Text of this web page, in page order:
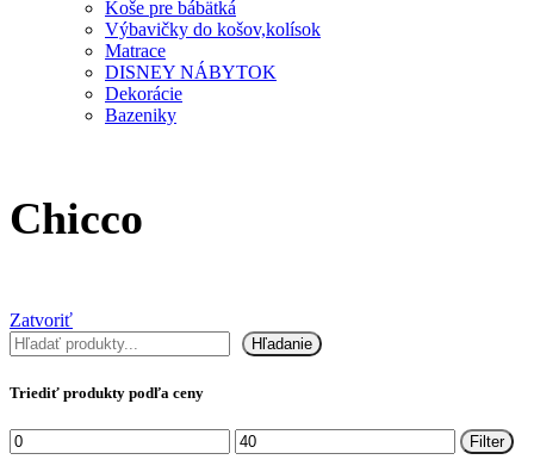
Koše pre bábätká
Výbavičky do košov,kolísok
Matrace
DISNEY NÁBYTOK
Dekorácie
Bazeniky
Chicco
Zatvoriť
Hľadať
Hľadanie
Triediť produkty podľa ceny
Minimálna
cena
Maximálna
cena
Filter